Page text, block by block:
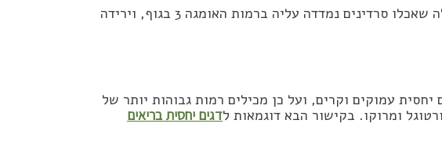
שלא במפתיע ובאופן מעודד, נמצא כי אצל אלה שאכלו סרדינים נמדדה עליה ברמות האומגה 3 בגוף, וירידה
יחסית עמוקים וקרים, ועל כן מכילים רמות גבוהות יותר של
דגים יחסית בריאים